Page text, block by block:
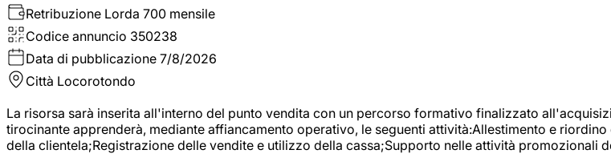
Retribuzione Lorda 700 mensile
Codice annuncio 350238
Data di pubblicazione 7/8/2026
Città Locorotondo
La risorsa sarà inserita all'interno del punto vendita con un percorso formativo finalizzato
tirocinante apprenderà, mediante affiancamento operativo, le seguenti attività:Allestimento e
della clientela;Registrazione delle vendite e utilizzo della cassa;Supporto nelle attività promozionali